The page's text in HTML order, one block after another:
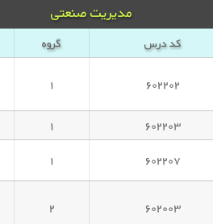
مدیریت صنعتی
کد درس گروه
۶۰۲۲۰۲ ۱
۶۰۲۲۰۳ ۱
۶۰۲۲۰۷ ۱
۶۰۲۰۰۳ ۲